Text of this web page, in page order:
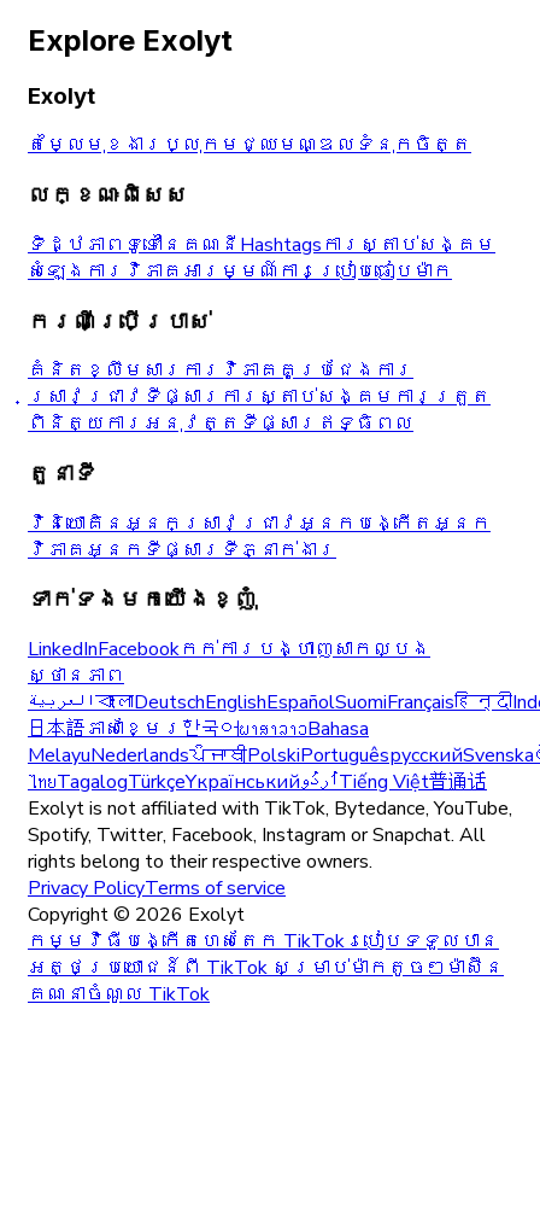
Explore Exolyt
Exolyt
តម្លៃ មុខងារ ប្លុក មជ្ឈមណ្ឌលទំនុកចិត្ត
លក្ខណៈពិសេស
ទិដ្ឋភាពទូទៅនៃគណនី Hashtags ការស្តាប់សង្គម
សំឡេង ការវិភាគអារម្មណ៍ ការប្រៀបធៀបម៉ាក
ករណីប្រើប្រាស់
គំនិតខ្លឹមសារ ការវិភាគគូប្រជែង ការ
ស្រាវជ្រាវ​ទីផ្សារ ការស្តាប់សង្គម ការត្រួត
ពិនិត្យការអនុវត្ត ទីផ្សារឥទ្ធិពល
តួនាទី
វិនិយោគិន អ្នកស្រាវជ្រាវ អ្នកបង្កើត អ្នក
វិភាគ អ្នកទីផ្សារ ទីភ្នាក់ងារ
ទាក់ទងមកយើងខ្ញុំ
LinkedInFacebookកក់ការបង្ហាញសាកល្បង
ស្ថានភាព
العربيةবাংলাDeutschEnglishEspañolSuomiFrançaisहिन्दी
日本語ភាសាខ្មែរ 한국어ພາສາລາວBahasa
MelayuNederlandsਪੰਜਾਬੀPolskiPortuguêsрусскийSvenska
ไทยTagalogTürkçeYкраїнськийاُردُوTiếng Việt普通话
Exolyt is not affiliated with TikTok, Bytedance, YouTube,
Spotify, Twitter, Facebook, Instagram or Snapchat. All
rights belong to their respective owners.
Privacy PolicyTerms of service
Copyright © 2026 Exolyt
កម្មវិធីបង្កើតហេសតែក TikTok របៀបទទួលបាន
អត្ថប្រយោជន៍ពី TikTok សម្រាប់ម៉ាកតូចៗ ម៉ាស៊ីន
គណនាចំណូល TikTok